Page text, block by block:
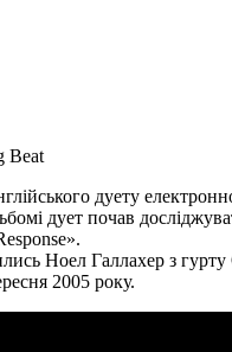
Beat
дуету
дует почав
Ноел Галлахер з
2005 року.